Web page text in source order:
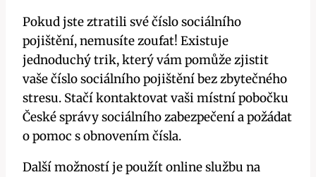
Pokud jste ztratili své číslo sociálního
pojištění, nemusíte zoufat! Existuje
jednoduchý trik, který vám pomůže zjistit
vaše číslo sociálního pojištění bez zbytečného
stresu. Stačí kontaktovat vaši místní pobočku
České správy sociálního zabezpečení a požádat
o pomoc s obnovením čísla.
Další možností je použít online službu na